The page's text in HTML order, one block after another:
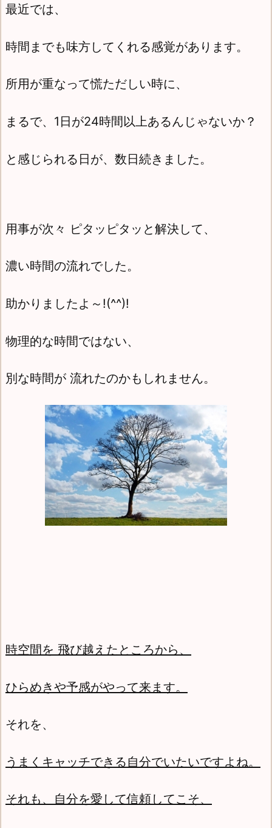
最近では、
時間までも味方してくれる感覚があります。
所用が重なって慌ただしい時に、
まるで、1日が24時間以上あるんじゃないか？
と感じられる日が、 数日続きました。
用事が次々 ピタッピタッと解決して、
濃い時間の流れでした。
助かりましたよ～!(^^)!
物理的な時間ではない、
別な時間が 流れたのかもしれません。
時空間を 飛び越えたところから、
ひらめきや予感がやって来ます。
それを、
うまくキャッチできる自分でいたいですよね。
それも、自分を愛して信頼してこそ、